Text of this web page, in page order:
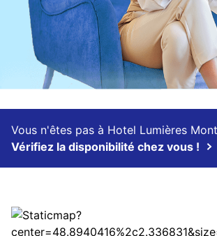
Vous n'êtes pas à Hotel Lumières
Vérifiez la disponibilité chez vous !